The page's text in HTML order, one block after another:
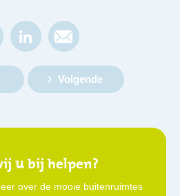
Volgende
u bij helpen?
over de mooie buitenruimtes